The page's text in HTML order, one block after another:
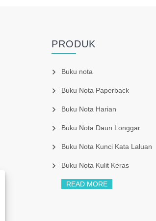
PRODUK
Buku nota
Buku Nota Paperback
Buku Nota Harian
Buku Nota Daun Longgar
Buku Nota Kunci Kata Laluan
Buku Nota Kulit Keras
READ MORE